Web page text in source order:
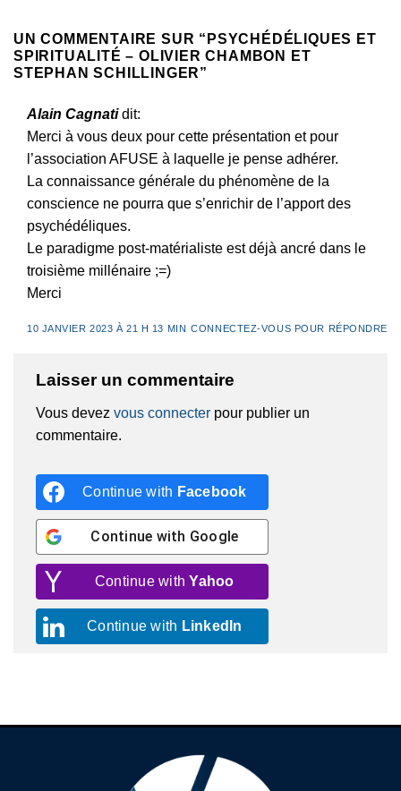
UN COMMENTAIRE SUR “ PSYCHÉDÉLIQUES ET
SPIRITUALITÉ – OLIVIER CHAMBON ET
STEPHAN SCHILLINGER”
Alain Cagnati dit:
Merci à vous deux pour cette présentation et pour
l’association AFUSE à laquelle je pense adhérer.
La connaissance générale du phénomène de la
conscience ne pourra que s’enrichir de l’apport des
psychédéliques.
Le paradigme post-matérialiste est déjà ancré dans le
troisième millénaire ;=)
Merci
10 JANVIER 2023 À 21 H 13 MIN CONNECTEZ-VOUS POUR RÉPONDRE
Laisser un commentaire
Vous devez vous connecter pour publier un
commentaire.
Continue with Facebook
Continue with Google
Continue withYahoo
Continue with LinkedIn